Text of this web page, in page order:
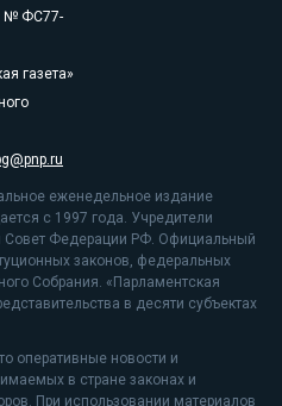
№ ФС77-
газета»
еженедельное издание
с 1997 года. Учредители
Совет Федерации РФ. Официальный
законов, федеральных
Собрания. «Парламентская
в десяти субъектах
оперативные новости и
в стране законах и
При использовании материалов